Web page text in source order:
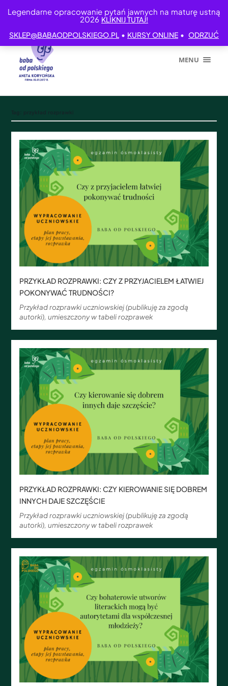
Legendarne opracowanie pytań jawnych na maturę ustną
2026 KLIKNIJ TUTAJ!
SKLEP@BABAODPOLSKIEGO.PL • KURSY ONLINE • ODRZUĆ
MENU
PRZYKŁAD ROZPRAWKI: CZY Z PRZYJACIELEM ŁATWIEJ
POKONYWAĆ TRUDNOŚCI?
Przykład rozprawki uczniowskiej (publikuję za zgodą
autorki), umieszczony w tabeli rozprawek
PRZYKŁAD ROZPRAWKI: CZY KIEROWANIE SIĘ DOBREM
INNYCH DAJE SZCZĘŚCIE
Przykład rozprawki uczniowskiej (publikuję za zgodą
autorki), umieszczony w tabeli rozprawek